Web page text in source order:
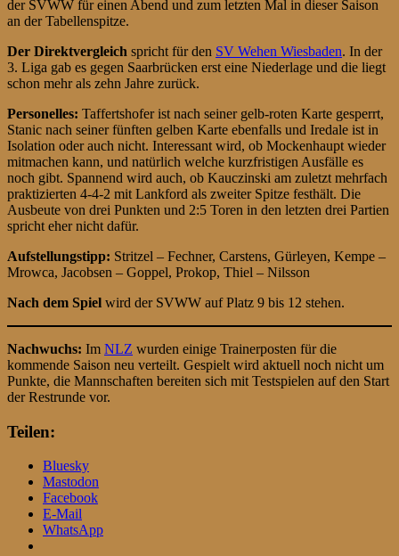
der SVWW für einen Abend und zum letzten Mal in dieser Saison
an der Tabellenspitze.
Der Direktvergleich spricht für den SV Wehen Wiesbaden. In der
3. Liga gab es gegen Saarbrücken erst eine Niederlage und die liegt
schon mehr als zehn Jahre zurück.
Personelles: Taffertshofer ist nach seiner gelb-roten Karte gesperrt,
Stanic nach seiner fünften gelben Karte ebenfalls und Iredale ist in
Isolation oder auch nicht. Interessant wird, ob Mockenhaupt wieder
mitmachen kann, und natürlich welche kurzfristigen Ausfälle es
noch gibt. Spannend wird auch, ob Kauczinski am zuletzt mehrfach
praktizierten 4-4-2 mit Lankford als zweiter Spitze festhält. Die
Ausbeute von drei Punkten und 2:5 Toren in den letzten drei Partien
spricht eher nicht dafür.
Aufstellungstipp: Stritzel – Fechner, Carstens, Gürleyen, Kempe –
Mrowca, Jacobsen – Goppel, Prokop, Thiel – Nilsson
Nach dem Spiel wird der SVWW auf Platz 9 bis 12 stehen.
Nachwuchs: Im NLZ wurden einige Trainerposten für die
kommende Saison neu verteilt. Gespielt wird aktuell noch nicht um
Punkte, die Mannschaften bereiten sich mit Testspielen auf den Start
der Restrunde vor.
Teilen:
Bluesky
Mastodon
Facebook
E-Mail
WhatsApp